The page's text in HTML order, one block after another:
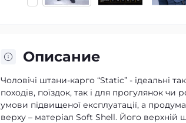
Описание
Чоловічі штани-карго “Static” - ідеальні
походів, поїздок, так і для прогулянок
умови підвищеної експлуатації, а
верху – матеріал Soft Shell. Його верхній